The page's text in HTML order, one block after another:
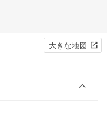
大きな地図